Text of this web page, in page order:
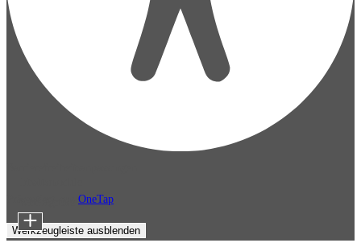
OneTap
Werkzeugleiste ausblenden